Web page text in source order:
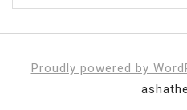
Proudly powered by